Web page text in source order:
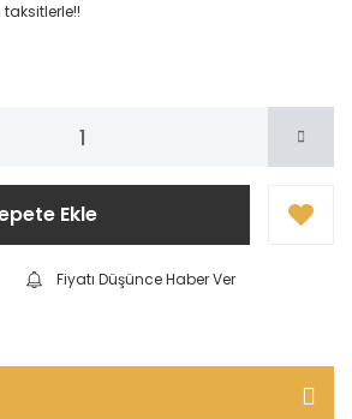
Ekle
Fiyatı Düşünce Haber Ver